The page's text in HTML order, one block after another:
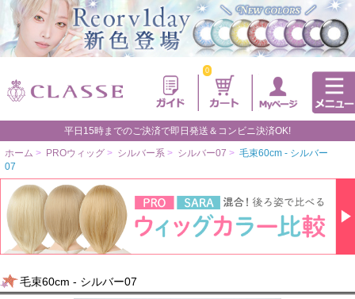
0
平日15時までのご決済で即日発送＆コンビニ決済OK!
ホーム > PROウィッグ > シルバー系 > シルバー07 > 毛束60cm - シルバー
07
毛束60cm - シルバー07